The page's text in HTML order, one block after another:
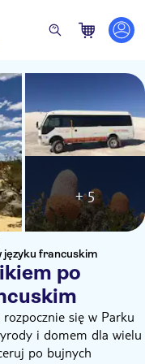
języku francuskim
po
+ 5
się w Parku
i domem dla wielu
po bujnych